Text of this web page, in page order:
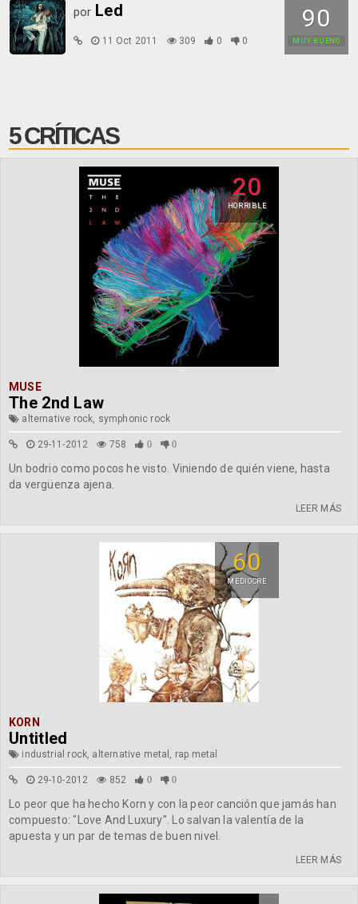
90
MUY BUENO
por Led
11 Oct 2011 309 0 0
5 CRÍTICAS
20
HORRIBLE
MUSE
The 2nd Law
alternative rock, symphonic rock
29-11-2012 758 0 0
Un bodrio como pocos he visto. Viniendo de quién viene, hasta
da vergüenza ajena.
LEER MÁS
60
MEDIOCRE
KORN
Untitled
industrial rock, alternative metal, rap metal
29-10-2012 852 0 0
Lo peor que ha hecho Korn y con la peor canción que jamás han
compuesto: "Love And Luxury". Lo salvan la valentía de la
apuesta y un par de temas de buen nivel.
LEER MÁS